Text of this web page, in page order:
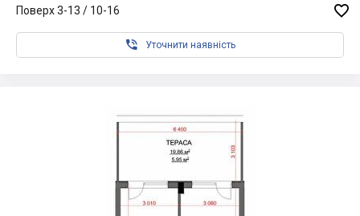
Поверх 3-13 / 10-16 
 Уточнити наявність